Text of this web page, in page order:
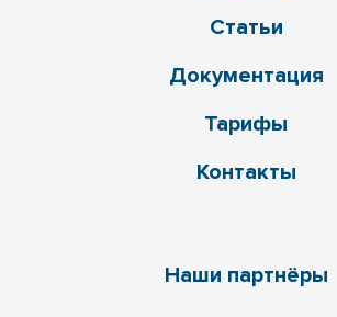
Статьи
Документация
Тарифы
Контакты
Наши партнёры